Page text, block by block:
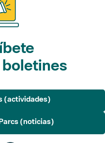
(actividades)
(noticias)